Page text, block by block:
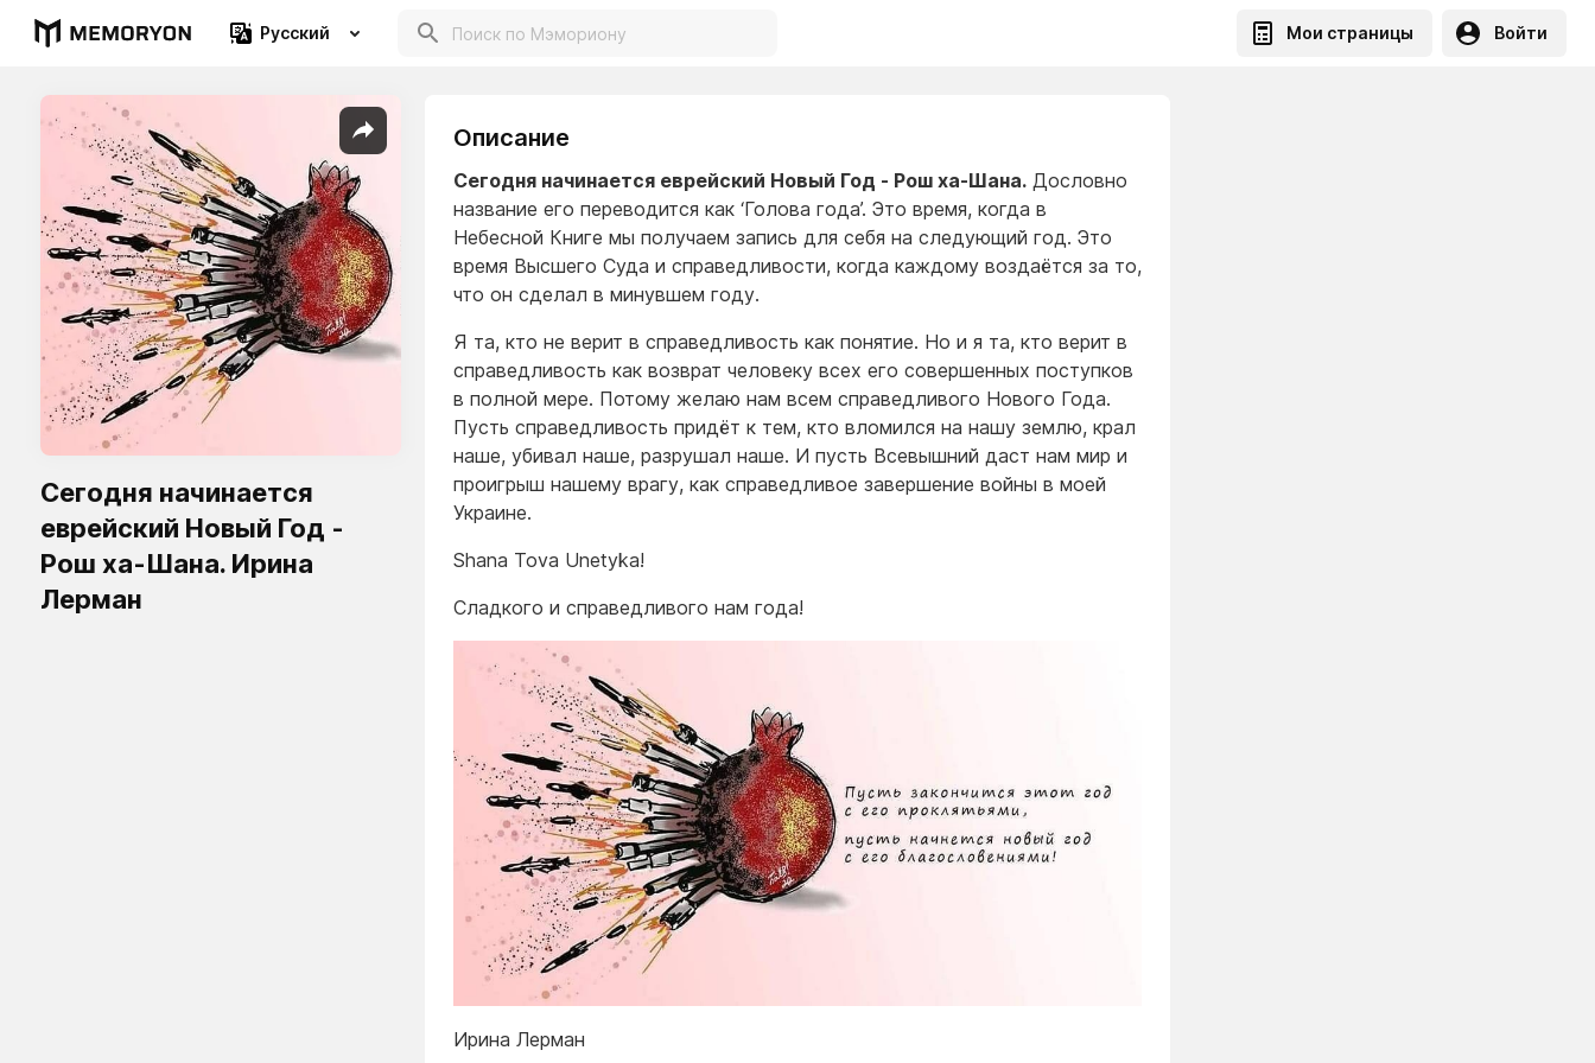
Русский Мои страницы Войти
Сегодня начинается
еврейский Новый Год -
Рош ха-Шана. Ирина
Лерман
Описание
Сегодня начинается еврейский Новый Год - Рош ха-Шана. Дословно
название его переводится как ‘Голова года’. Это время, когда в
Небесной Книге мы получаем запись для себя на следующий год. Это
время Высшего Суда и справедливости, когда каждому воздаётся за то,
что он сделал в минувшем году.
Я та, кто не верит в справедливость как понятие. Но и я та, кто верит в
справедливость как возврат человеку всех его совершенных поступков
в полной мере. Потому желаю нам всем справедливого Нового Года.
Пусть справедливость придёт к тем, кто вломился на нашу землю, крал
наше, убивал наше, разрушал наше. И пусть Всевышний даст нам мир и
проигрыш нашему врагу, как справедливое завершение войны в моей
Украине.
Shana Tova Unetyka!
Сладкого и справедливого нам года!
Ирина Лерман